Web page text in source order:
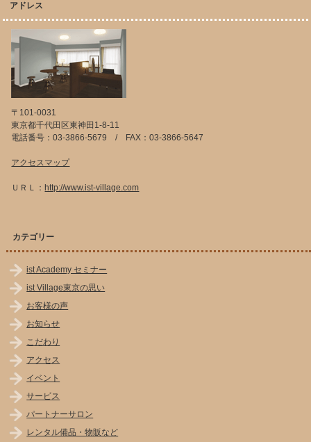
アドレス
〒101-0031
東京都千代田区東神田1-8-11
電話番号：03-3866-5679 / FAX：03-3866-5647
アクセスマップ
ＵＲＬ：http://www.ist-village.com
カテゴリー
ist Academy セミナー
ist Village東京の思い
お客様の声
お知らせ
こだわり
アクセス
イベント
サービス
パートナーサロン
レンタル備品・物販など